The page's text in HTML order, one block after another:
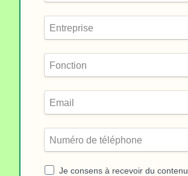
Je consens à recevoir du contenu